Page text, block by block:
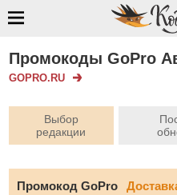
Промокоды GoPro
GOPRO.RU
Выбор
редакции
Промокод GoPro